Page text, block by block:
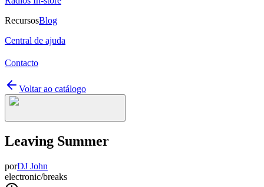
RecursosBlog
Central de ajuda
Contacto
Voltar ao catálogo
Leaving Summer
porDJ John
electronic/breaks